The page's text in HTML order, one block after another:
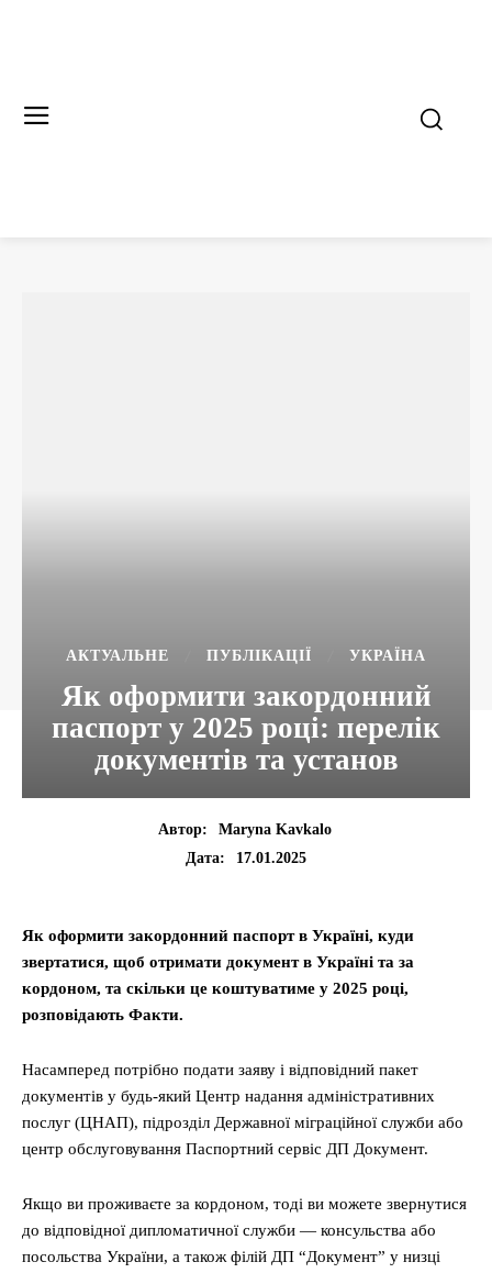
АКТУАЛЬНЕ ПУБЛІКАЦІЇ УКРАЇНА
Як оформити закордонний
паспорт у 2025 році: перелік
документів та установ
Автор:
Maryna Kavkalo
Дата:
17.01.2025
Як оформити закордонний паспорт в Україні, куди
звертатися, щоб отримати документ в Україні та за
кордоном, та скільки це коштуватиме у 2025 році,
розповідають Факти.
Насамперед потрібно подати заяву і відповідний пакет
документів у будь-який Центр надання адміністративних
послуг (ЦНАП), підрозділ Державної міграційної служби або
центр обслуговування Паспортний сервіс ДП Документ.
Якщо ви проживаєте за кордоном, тоді ви можете звернутися
до відповідної дипломатичної служби — консульства або
посольства України, а також філій ДП “Документ” у низці